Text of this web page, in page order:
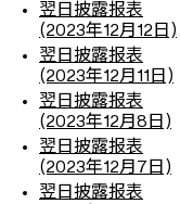
翌日披露报表
(2023年12月12日)
翌日披露报表
(2023年12月11日)
翌日披露报表
(2023年12月8日)
翌日披露报表
(2023年12月7日)
翌日披露报表